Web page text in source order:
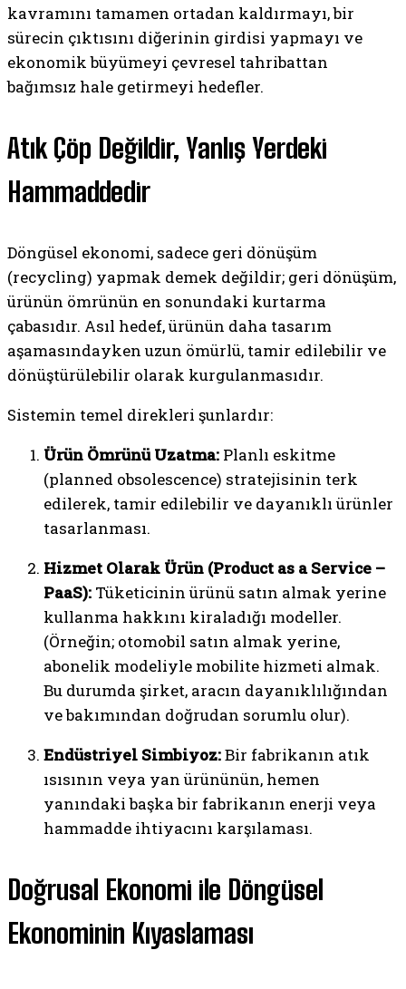
kavramını tamamen ortadan kaldırmayı, bir
sürecin çıktısını diğerinin girdisi yapmayı ve
ekonomik büyümeyi çevresel tahribattan
bağımsız hale getirmeyi hedefler.
Atık Çöp Değildir, Yanlış Yerdeki
Hammaddedir
Döngüsel ekonomi, sadece geri dönüşüm
(recycling) yapmak demek değildir; geri dönüşüm,
ürünün ömrünün en sonundaki kurtarma
çabasıdır. Asıl hedef, ürünün daha tasarım
aşamasındayken uzun ömürlü, tamir edilebilir ve
dönüştürülebilir olarak kurgulanmasıdır.
Sistemin temel direkleri şunlardır:
Ürün Ömrünü Uzatma: Planlı eskitme
(planned obsolescence) stratejisinin terk
edilerek, tamir edilebilir ve dayanıklı ürünler
tasarlanması.
Hizmet Olarak Ürün (Product as a Service –
PaaS): Tüketicinin ürünü satın almak yerine
kullanma hakkını kiraladığı modeller.
(Örneğin; otomobil satın almak yerine,
abonelik modeliyle mobilite hizmeti almak.
Bu durumda şirket, aracın dayanıklılığından
ve bakımından doğrudan sorumlu olur).
Endüstriyel Simbiyoz:Bir fabrikanın atık
ısısının veya yan ürününün, hemen
yanındaki başka bir fabrikanın enerji veya
hammadde ihtiyacını karşılaması.
Doğrusal Ekonomi ile Döngüsel
Ekonominin Kıyaslaması